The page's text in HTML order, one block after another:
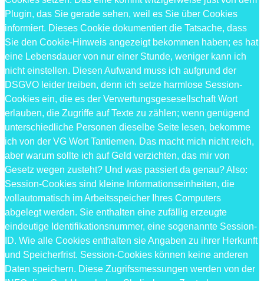
Plugin, das Sie gerade sehen, weil es Sie über Cookies
informiert. Dieses Cookie dokumentiert die Tatsache, dass
Sie den Cookie-Hinweis angezeigt bekommen haben; es hat
eine Lebensdauer von nur einer Stunde, weniger kann ich
nicht einstellen. Diesen Aufwand muss ich aufgrund der
DSGVO leider treiben, denn ich setze harmlose Session-
Cookies ein, die es der Verwertungsgesesellschaft Wort
erlauben, die Zugriffe auf Texte zu zählen; wenn genügend
unterschiedliche Personen dieselbe Seite lesen, bekomme
ich von der VG Wort Tantiemen. Das macht mich nicht reich,
aber warum sollte ich auf Geld verzichten, das mir von
Gesetz wegen zusteht? Und was passiert da genau? Also:
Session-Cookies sind kleine Informationseinheiten, die
vollautomatisch im Arbeitsspeicher Ihres Computers
abgelegt werden. Sie enthalten eine zufällig erzeugte
eindeutige Identifikationsnummer, eine sogenannte Session-
ID. Wie alle Cookies enthalten sie Angaben zu ihrer Herkunft
und Speicherfrist. Session-Cookies können keine anderen
Daten speichern. Diese Zugrifssmessungen werden von der